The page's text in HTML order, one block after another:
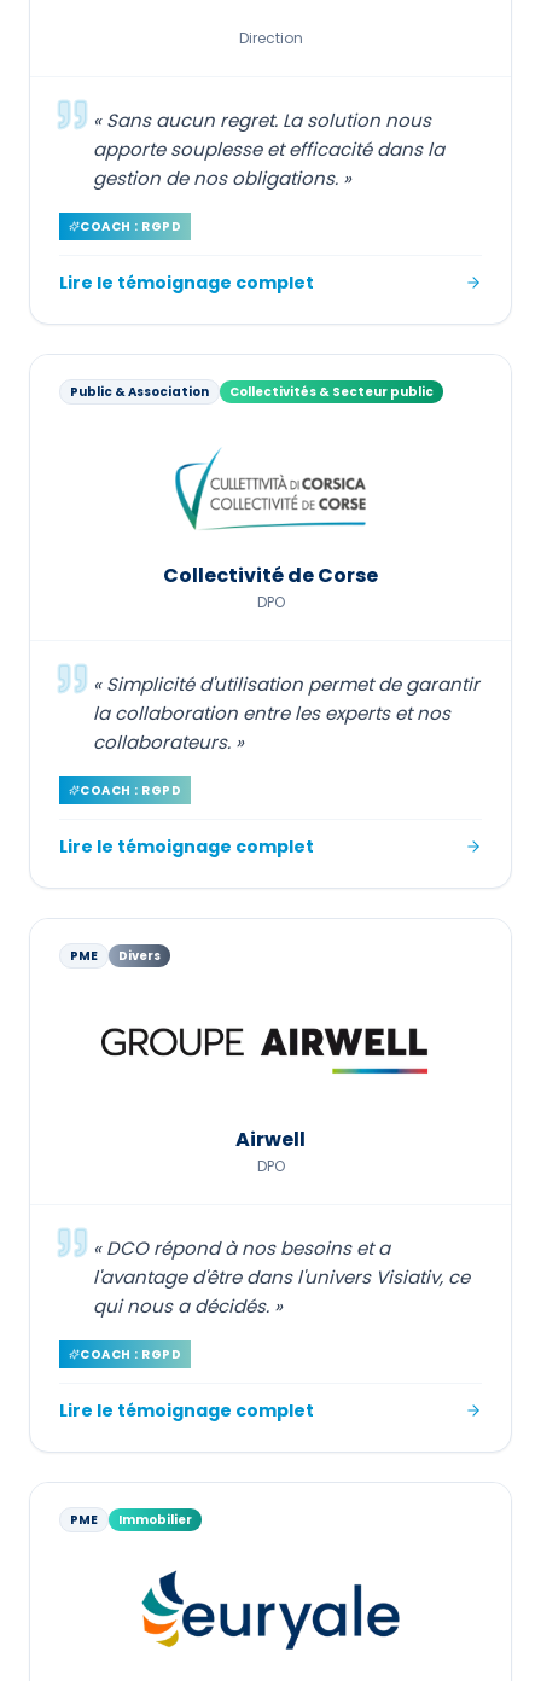
Direction
«Sans aucun regret. La solution nous
apporte souplesse et efficacité dans la
gestion de nos obligations. »
COACH : RGPD
Lire le témoignage complet
Public & Association Collectivités & Secteur public
Collectivité de Corse
DPO
«Simplicité d'utilisation permet de garantir
la collaboration entre les experts et nos
collaborateurs. »
COACH : RGPD
Lire le témoignage complet
PME Divers
Airwell
DPO
«DCO répond à nos besoins et a
l'avantage d'être dans l'univers Visiativ, ce
qui nous a décidés. »
COACH : RGPD
Lire le témoignage complet
PME Immobilier